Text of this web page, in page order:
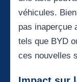
véhicules.
pas inaperçue
tels que BYD
ces nouvelles